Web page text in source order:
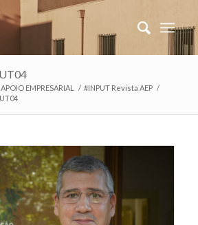
APOIO EMPRESARIAL / #INPUT Revista AEP /